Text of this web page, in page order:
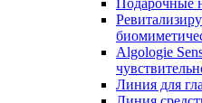
Подарочные
Algologie
Линия для